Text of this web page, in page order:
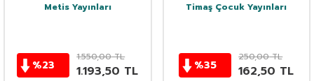
Metis Yayınları
%23
1.550,00TL
1.193,50 TL
Timaş Çocuk Yayınları
%35
250,00TL
162,50 TL